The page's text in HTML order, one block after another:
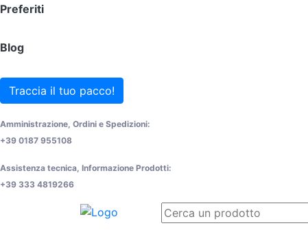
Preferiti
Blog
Traccia il tuo pacco!
Amministrazione, Ordini e Spedizioni:
+39 0187 955108
Assistenza tecnica, Informazione Prodotti:
+39 333 4819266